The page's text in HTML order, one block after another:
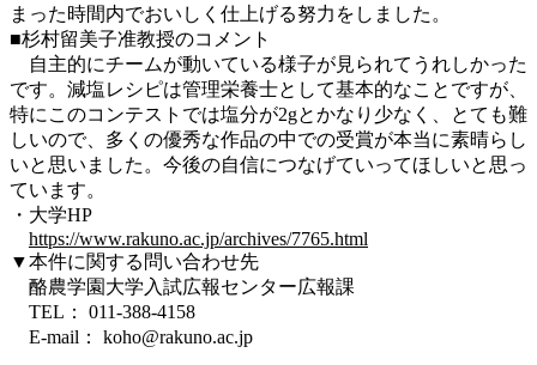
まった時間内でおいしく仕上げる努力をしました。
■杉村留美子准教授のコメント
自主的にチームが動いている様子が見られてうれしかった
です。減塩レシピは管理栄養士として基本的なことですが、
特にこのコンテストでは塩分が2gとかなり少なく、とても難
しいので、多くの優秀な作品の中での受賞が本当に素晴らし
いと思いました。今後の自信につなげていってほしいと思っ
ています。
・大学HP
https://www.rakuno.ac.jp/archives/7765.html
▼本件に関する問い合わせ先
酪農学園大学入試広報センター広報課
TEL： 011-388-4158
E-mail： koho@rakuno.ac.jp